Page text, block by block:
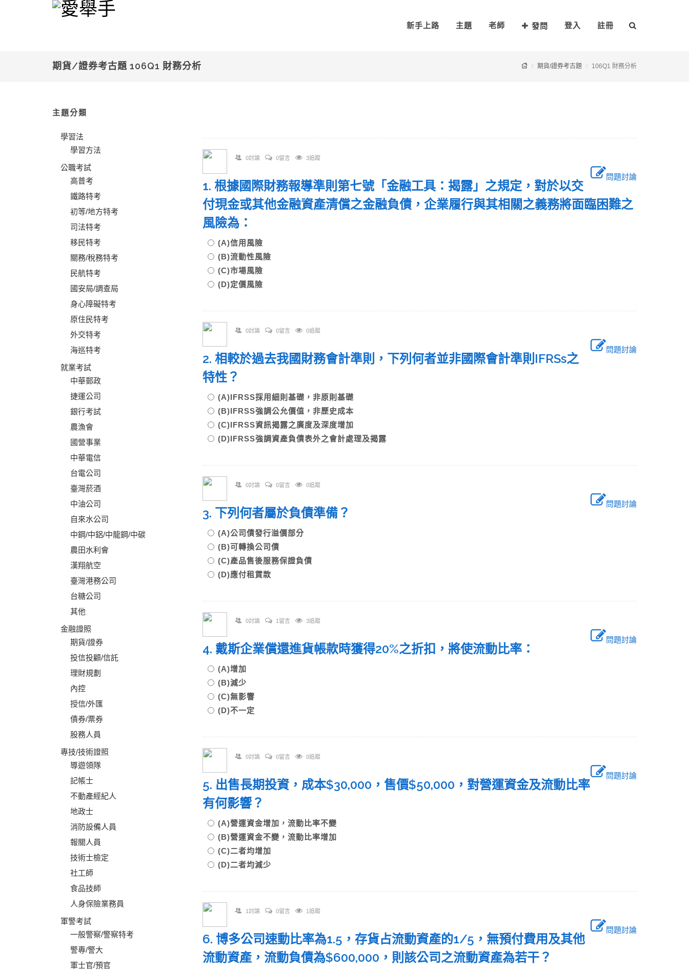
新手上路 主題 老師 發問 登入 註冊
期貨/證券考古題 106Q1 財務分析 期貨/證券考古題 106Q1 財務分析
主題分類
學習法
學習方法
公職考試
高普考
鐵路特考
初等/地方特考
司法特考
移民特考
關務/稅務特考
民航特考
國安局/調查局
身心障礙特考
原住民特考
外交特考
海巡特考
就業考試
中華郵政
捷運公司
銀行考試
農漁會
國營事業
中華電信
台電公司
臺灣菸酒
中油公司
自來水公司
中鋼/中鋁/中龍鋼/中碳
農田水利會
漢翔航空
臺灣港務公司
台糖公司
其他
金融證照
期貨/證券
投信投顧/信託
理財規劃
內控
授信/外匯
債券/票券
股務人員
專技/技術證照
導遊領隊
記帳士
不動產經紀人
地政士
消防設備人員
報關人員
技術士檢定
社工師
食品技師
人身保險業務員
軍警考試
一般警察/警察特考
警專/警大
軍士官/預官
0討論 0留言 3追蹤
問題討論
1. 根據國際財務報導準則第七號「金融工具：揭露」之規定，對於以交
付現金或其他金融資產清償之金融負債，企業履行與其相關之義務將面臨困難之
風險為：
(A)信用風險
(B)流動性風險
(C)市場風險
(D)定價風險
0討論 0留言 0追蹤
問題討論
2. 相較於過去我國財務會計準則，下列何者並非國際會計準則IFRSs之
特性？
(A)IFRSS採用細則基礎，非原則基礎
(B)IFRSS強調公允價值，非歷史成本
(C)IFRSS資訊揭露之廣度及深度增加
(D)IFRSS強調資產負債表外之會計處理及揭露
0討論 0留言 0追蹤
問題討論
3. 下列何者屬於負債準備？
(A)公司債發行溢價部分
(B)可轉換公司債
(C)產品售後服務保證負債
(D)應付租賃款
0討論 1留言 3追蹤
問題討論
4. 戴斯企業償還進貨帳款時獲得20%之折扣，將使流動比率：
(A)增加
(B)減少
(C)無影響
(D)不一定
0討論 0留言 0追蹤
問題討論
5. 出售長期投資，成本$30,000，售價$50,000，對營運資金及流動比率
有何影響？
(A)營運資金增加，流動比率不變
(B)營運資金不變，流動比率增加
(C)二者均增加
(D)二者均減少
1討論 0留言 1追蹤
問題討論
6. 博多公司速動比率為1.5，存貨占流動資產的1/5，無預付費用及其他
流動資產，流動負債為$600,000，則該公司之流動資產為若干？